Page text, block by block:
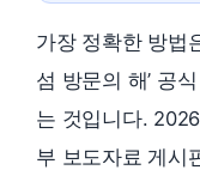
가장 정확한 방법
섬 방문의 해’ 공
는 것입니다.
부 보도자료 게시